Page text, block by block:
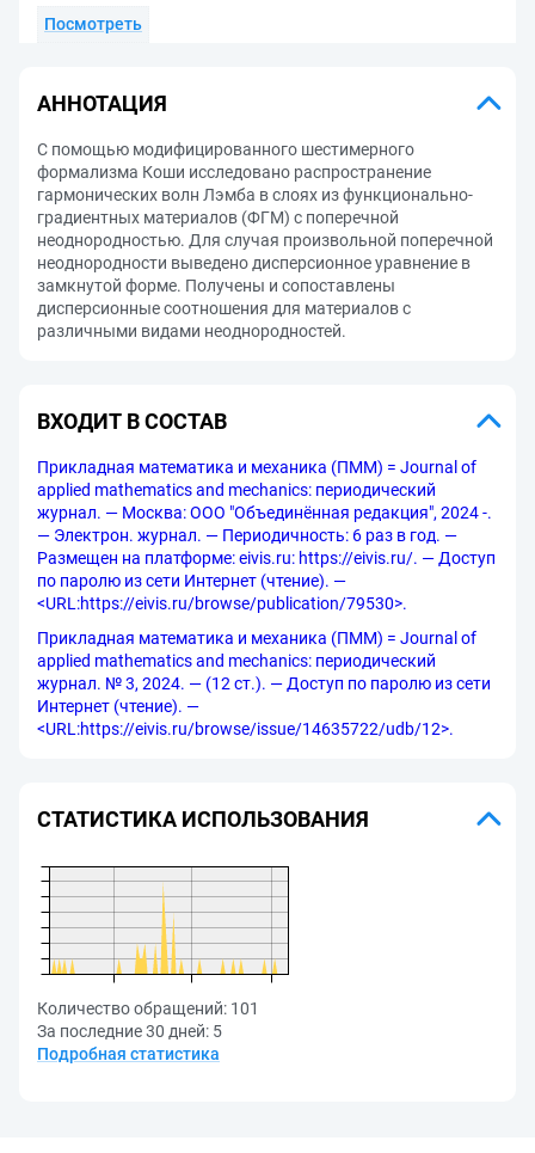
Посмотреть
АННОТАЦИЯ
С помощью модифицированного шестимерного
формализма Коши исследовано распространение
гармонических волн Лэмба в слоях из функционально-
градиентных материалов (ФГМ) с поперечной
неоднородностью. Для случая произвольной поперечной
неоднородности выведено дисперсионное уравнение в
замкнутой форме. Получены и сопоставлены
дисперсионные соотношения для материалов с
различными видами неоднородностей.
ВХОДИТ В СОСТАВ
Прикладная математика и механика (ПММ) = Journal of
applied mathematics and mechanics: периодический
журнал. — Москва: ООО "Объединённая редакция", 2024 -.
— Электрон. журнал. — Периодичность: 6 раз в год. —
Размещен на платформе: eivis.ru: https://eivis.ru/. — Доступ
по паролю из сети Интернет (чтение). —
<URL:https://eivis.ru/browse/publication/79530>.
Прикладная математика и механика (ПММ) = Journal of
applied mathematics and mechanics: периодический
журнал. № 3, 2024. — (12 ст.). — Доступ по паролю из сети
Интернет (чтение). —
<URL:https://eivis.ru/browse/issue/14635722/udb/12>.
СТАТИСТИКА ИСПОЛЬЗОВАНИЯ
Количество обращений: 101
За последние 30 дней: 5
Подробная статистика